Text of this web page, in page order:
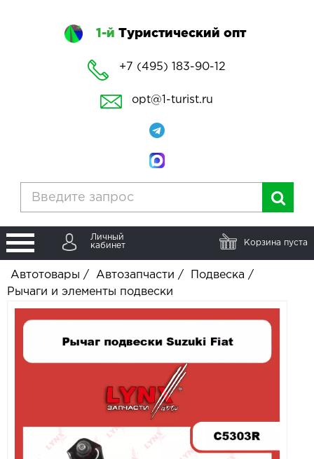
1-й Туристический опт
+7 (495) 183-90-12
opt@1-turist.ru
Личный
кабинет
Корзина пуста
Автотовары / Автозапчасти / Подвеска /
Рычаги и элементы подвески